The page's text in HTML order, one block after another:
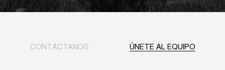
CONTÁCTANOS ÚNETE AL EQUIPO